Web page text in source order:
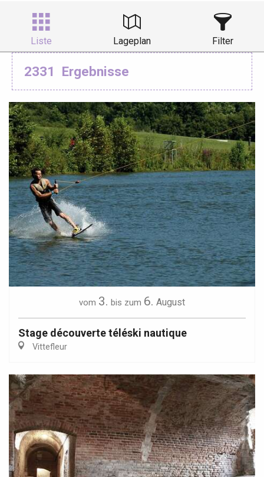
Liste Lageplan Filter
2331 Ergebnisse
vom 3. bis zum 6. August
Stage découverte téléski nautique
Vittefleur